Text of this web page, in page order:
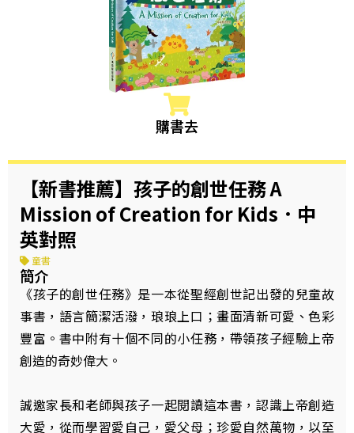
購書去
【新書推薦】孩子的創世任務 A
Mission of Creation for Kids．中
英對照
童書
簡介
《孩子的創世任務》是一本從聖經創世記出發的兒童故
事書，語言簡潔活潑，琅琅上口；畫面清新可愛、色彩
豐富。書中附有十個不同的小任務，帶領孩子經驗上帝
創造的奇妙偉大。
誠邀家長和老師與孩子一起閱讀這本書，認識上帝創造
大愛，從而學習愛自己，愛父母；珍愛自然萬物，以至